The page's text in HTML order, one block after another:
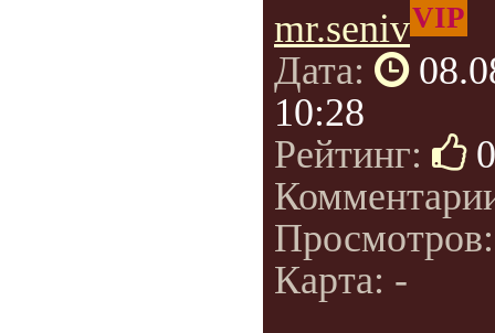
mr.senivVIP
Дата:
10:28
Рейтинг:
0
Карта: -